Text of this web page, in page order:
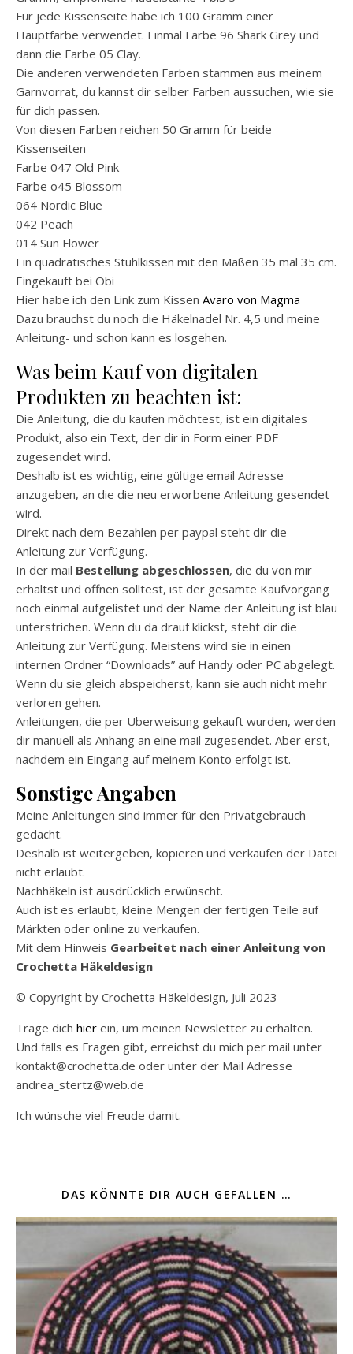
Für jede Kissenseite habe ich 100 Gramm einer
Hauptfarbe verwendet. Einmal Farbe 96 Shark Grey und
dann die Farbe 05 Clay.
Die anderen verwendeten Farben stammen aus meinem
Garnvorrat, du kannst dir selber Farben aussuchen, wie sie
für dich passen.
Von diesen Farben reichen 50 Gramm für beide
Kissenseiten
Farbe 047 Old Pink
Farbe o45 Blossom
064 Nordic Blue
042 Peach
014 Sun Flower
Ein quadratisches Stuhlkissen mit den Maßen 35 mal 35 cm.
Eingekauft bei Obi
Hier habe ich den Link zum Kissen Avaro von Magma
Dazu brauchst du noch die Häkelnadel Nr. 4,5 und meine
Anleitung- und schon kann es losgehen.
Was beim Kauf von digitalen
Produkten zu beachten ist:
Die Anleitung, die du kaufen möchtest, ist ein digitales
Produkt, also ein Text, der dir in Form einer PDF
zugesendet wird.
Deshalb ist es wichtig, eine gültige email Adresse
anzugeben, an die die neu erworbene Anleitung gesendet
wird.
Direkt nach dem Bezahlen per paypal steht dir die
Anleitung zur Verfügung.
In der mail Bestellung abgeschlossen, die du von mir
erhältst und öffnen solltest, ist der gesamte Kaufvorgang
noch einmal aufgelistet und der Name der Anleitung ist blau
unterstrichen. Wenn du da drauf klickst, steht dir die
Anleitung zur Verfügung. Meistens wird sie in einen
internen Ordner “Downloads” auf Handy oder PC abgelegt.
Wenn du sie gleich abspeicherst, kann sie auch nicht mehr
verloren gehen.
Anleitungen, die per Überweisung gekauft wurden, werden
dir manuell als Anhang an eine mail zugesendet. Aber erst,
nachdem ein Eingang auf meinem Konto erfolgt ist.
Sonstige Angaben
Meine Anleitungen sind immer für den Privatgebrauch
gedacht.
Deshalb ist weitergeben, kopieren und verkaufen der Datei
nicht erlaubt.
Nachhäkeln ist ausdrücklich erwünscht.
Auch ist es erlaubt, kleine Mengen der fertigen Teile auf
Märkten oder online zu verkaufen.
Mit dem Hinweis Gearbeitet nach einer Anleitung von
Crochetta Häkeldesign
© Copyright by Crochetta Häkeldesign, Juli 2023
Trage dich hier ein, um meinen Newsletter zu erhalten.
Und falls es Fragen gibt, erreichst du mich per mail unter
kontakt@crochetta.de oder unter der Mail Adresse
andrea_stertz@web.de
Ich wünsche viel Freude damit.
DAS KÖNNTE DIR AUCH GEFALLEN …